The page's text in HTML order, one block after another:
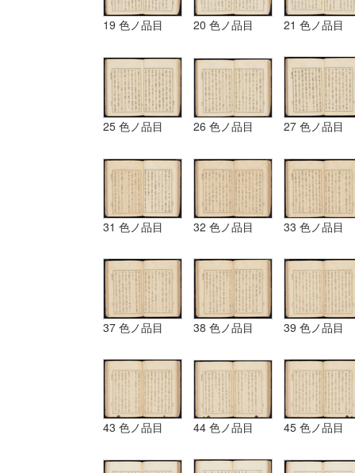
19 色ノ品目 20 色ノ品目 21 色ノ品目
25 色ノ品目 26 色ノ品目 27 色ノ品目
31 色ノ品目 32 色ノ品目 33 色ノ品目
37 色ノ品目 38 色ノ品目 39 色ノ品目
43 色ノ品目 44 色ノ品目 45 色ノ品目